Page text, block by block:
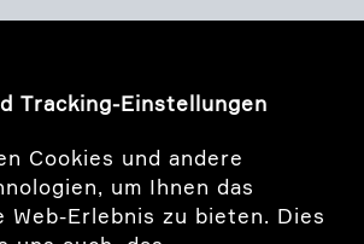
Tracking-Einstellungen
Cookies und andere
um Ihnen das
Web-Erlebnis zu bieten. Dies